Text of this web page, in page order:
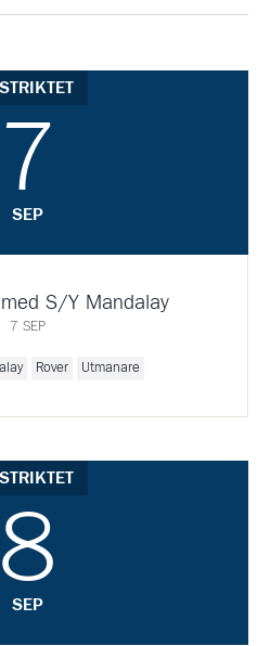
7
SEP
S/Y Mandalay
7 SEP
Rover Utmanare
8
SEP